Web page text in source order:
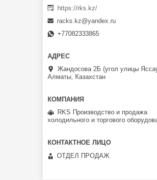
https://rks.kz/
racks.kz@yandex.ru
+77082333865
Жандосова 2Б (угол улицы
Алматы, Казахстан
RKS Производство и продажа
холодильного и торгового
ОТДЕЛ ПРОДАЖ